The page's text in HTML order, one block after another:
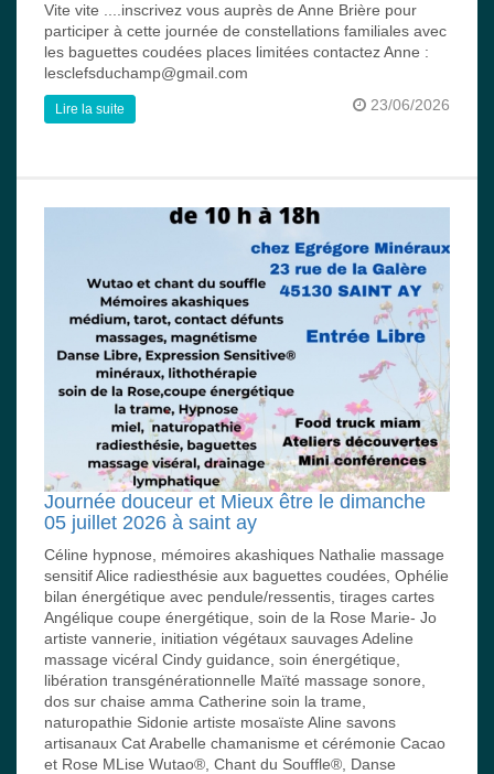
Vite vite ....inscrivez vous auprès de Anne Brière pour
participer à cette journée de constellations familiales avec
les baguettes coudées places limitées contactez Anne :
lesclefsduchamp@gmail.com
23/06/2026
Lire la suite
Journée douceur et Mieux être le dimanche
05 juillet 2026 à saint ay
Céline hypnose, mémoires akashiques Nathalie massage
sensitif Alice radiesthésie aux baguettes coudées, Ophélie
bilan énergétique avec pendule/ressentis, tirages cartes
Angélique coupe énergétique, soin de la Rose Marie- Jo
artiste vannerie, initiation végétaux sauvages Adeline
massage vicéral Cindy guidance, soin énergétique,
libération transgénérationnelle Maïté massage sonore,
dos sur chaise amma Catherine soin la trame,
naturopathie Sidonie artiste mosaïste Aline savons
artisanaux Cat Arabelle chamanisme et cérémonie Cacao
et Rose MLise Wutao®, Chant du Souffle®, Danse